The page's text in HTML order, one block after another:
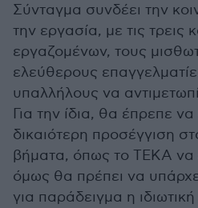
Σύνταγμα συνδέει την
την εργασία, με τις τρεις
εργαζομένων, τους
ελεύθερους
υπαλλήλους να
Για την ίδια, θα έπρεπε να
δικαιότερη προσέγγιση
βήματα, όπως το ΤΕΚΑ να
όμως θα πρέπει να
για παράδειγμα η